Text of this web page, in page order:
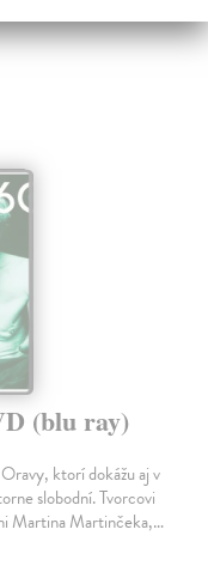
(blu ray)
ktorí dokážu aj v
slobodní. Tvorcovi
Martina Martinčeka,…